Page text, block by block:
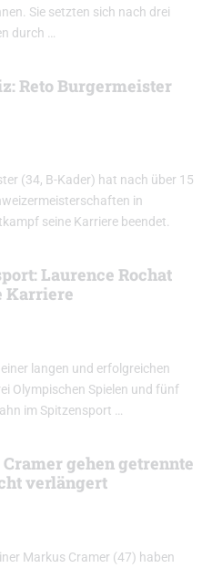
Sie setzten sich nach drei
durch …
Reto Burgermeister
(34, B-Kader) hat nach über 15
in
seine Karriere beendet.
Laurence Rochat
Karriere
langen und erfolgreichen
Olympischen Spielen und fünf
im Spitzensport …
gehen getrennte
verlängert
Markus Cramer (47) haben